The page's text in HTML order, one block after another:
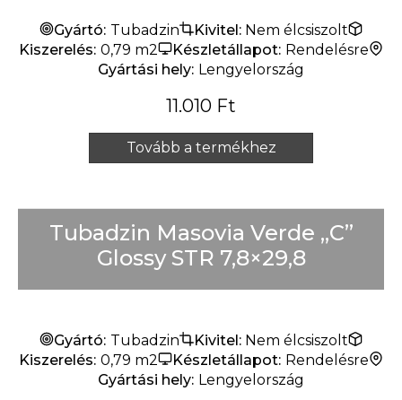
Gyártó: Tubadzin Kivitel: Nem élcsiszolt
Kiszerelés: 0,79 m2 Készletállapot: Rendelésre
Gyártási hely: Lengyelország
11.010 Ft
Tovább a termékhez
Tubadzin Masovia Verde „C”
Glossy STR 7,8×29,8
Gyártó: Tubadzin Kivitel: Nem élcsiszolt
Kiszerelés: 0,79 m2 Készletállapot: Rendelésre
Gyártási hely: Lengyelország